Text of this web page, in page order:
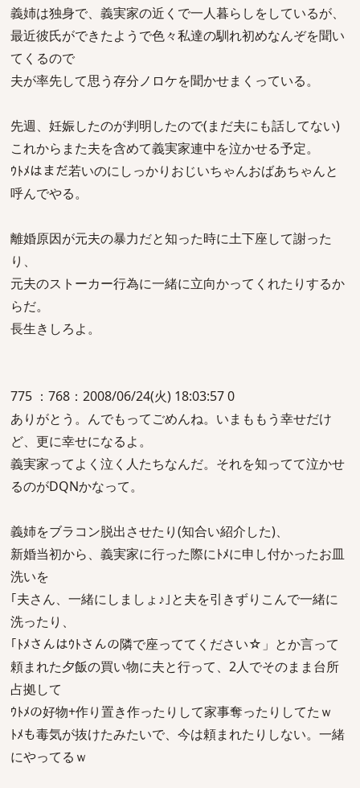
義姉は独身で、義実家の近くで一人暮らしをしているが、
最近彼氏ができたようで色々私達の馴れ初めなんぞを聞い
てくるので
夫が率先して思う存分ノロケを聞かせまくっている。
先週、妊娠したのが判明したので(まだ夫にも話してない)
これからまた夫を含めて義実家連中を泣かせる予定。
ｳﾄﾒはまだ若いのにしっかりおじいちゃんおばあちゃんと
呼んでやる。
離婚原因が元夫の暴力だと知った時に土下座して謝った
り、
元夫のストーカー行為に一緒に立向かってくれたりするか
らだ。
長生きしろよ。
775 ：768：2008/06/24(火) 18:03:57 0
ありがとう。んでもってごめんね。いまももう幸せだけ
ど、更に幸せになるよ。
義実家ってよく泣く人たちなんだ。それを知ってて泣かせ
るのがDQNかなって。
義姉をブラコン脱出させたり(知合い紹介した)、
新婚当初から、義実家に行った際にﾄﾒに申し付かったお皿
洗いを
｢夫さん、一緒にしましょ♪｣と夫を引きずりこんで一緒に
洗ったり、
｢ﾄﾒさんはｳﾄさんの隣で座っててください☆」とか言って
頼まれた夕飯の買い物に夫と行って、2人でそのまま台所
占拠して
ｳﾄﾒの好物+作り置き作ったりして家事奪ったりしてたｗ
ﾄﾒも毒気が抜けたみたいで、今は頼まれたりしない。一緒
にやってるｗ